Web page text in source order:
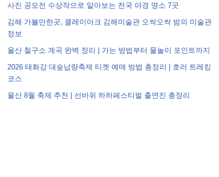
사진 공모전 수상작으로 알아보는 전국 야경 명소 7곳
김해 가볼만한곳, 클레이아크 김해미술관 오싹오싹 밤의 미술관
정보
울산 철구소 계곡 완벽 정리 | 가는 방법부터 물놀이 포인트까지
2026 태화강 대숲납량축제 티켓 예매 방법 총정리 | 호러 트레킹
코스
울산 8월 축제 추천 | 선바위 하하페스티벌 출연진 총정리